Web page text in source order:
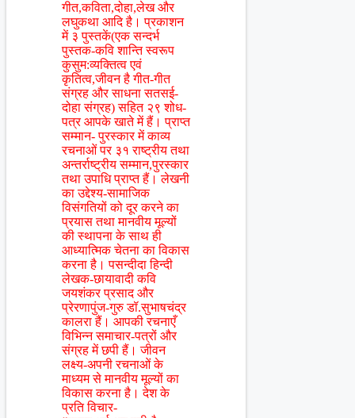
गीत,कविता,दोहा,लेख और
लघुकथा आदि है। प्रकाशन
में ३ पुस्तकें(एक सन्दर्भ
पुस्तक-कवि शान्ति स्वरूप
कुसुम:व्यक्तित्व एवं
कृतित्व,जीवन है गीत-गीत
संग्रह और साधना सतसई-
दोहा संग्रह) सहित २९ शोध-
पत्र आपके खाते में हैं। प्राप्त
सम्मान- पुरस्कार में काव्य
रचनाओं पर ३१ राष्ट्रीय तथा
अन्तर्राष्ट्रीय सम्मान,पुरस्कार
तथा उपाधि प्राप्त हैं। लेखनी
का उद्देश्य-सामाजिक
विसंगतियों को दूर करने का
प्रयास तथा मानवीय मूल्यों
की स्थापना के साथ ही
आध्यात्मिक चेतना का विकास
करना है। पसन्दीदा हिन्दी
लेखक-छायावादी कवि
जयशंकर प्रसाद और
प्रेरणापुंज-गुरु डॉ.सुभाषचंद्र
कालरा हैं। आपकी रचनाएँ
विभिन्न समाचार-पत्रों और
संग्रह में छपी हैं। जीवन
लक्ष्य-अपनी रचनाओं के
माध्यम से मानवीय मूल्यों का
विकास करना है। देश के
प्रति विचार-